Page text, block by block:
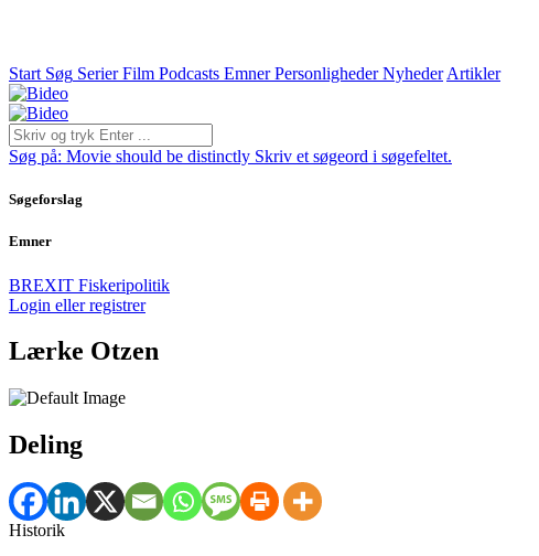
Start Søg Serier Film Podcasts Emner Personligheder Nyheder Artikler
Søg på: Movie should be distinctly Skriv et søgeord i søgefeltet.
Søgeforslag
Emner
BREXIT Fiskeripolitik
Login eller registrer
Lærke Otzen
Deling
Historik